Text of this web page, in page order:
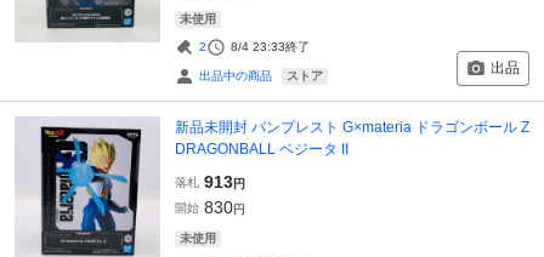
未使用
2 8/4 23:33終了
出品中の商品 ストア 出品
新品未開封 バンプレスト G×materia ドラゴンボール Z
DRAGONBALL ベジータ II
落札 913円
開始 830円
未使用